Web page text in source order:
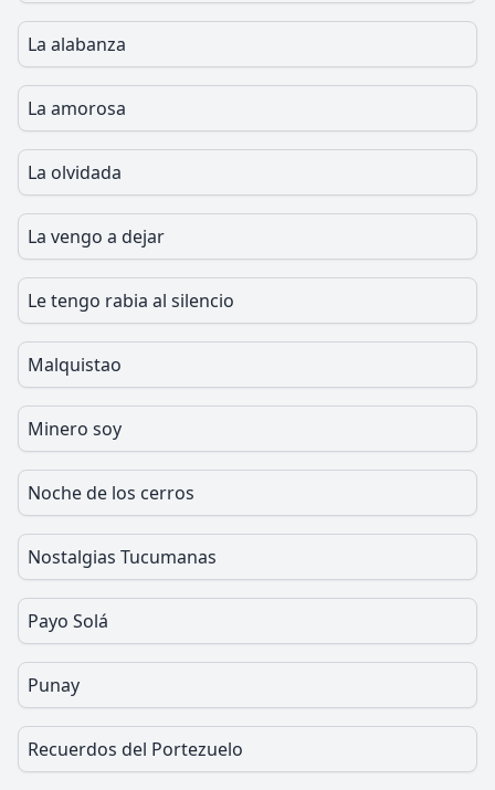
La alabanza
La amorosa
La olvidada
La vengo a dejar
Le tengo rabia al silencio
Malquistao
Minero soy
Noche de los cerros
Nostalgias Tucumanas
Payo Solá
Punay
Recuerdos del Portezuelo